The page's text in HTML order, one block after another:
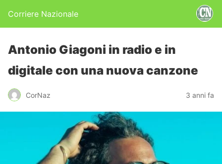
Corriere Nazionale
Antonio Giagoni in radio e in
digitale con una nuova canzone
CorNaz 3 anni fa